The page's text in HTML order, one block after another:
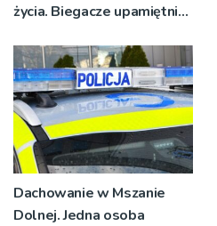
życia. Biegacze upamiętnili
Dachowanie w Mszanie
Dolnej. Jedna osoba